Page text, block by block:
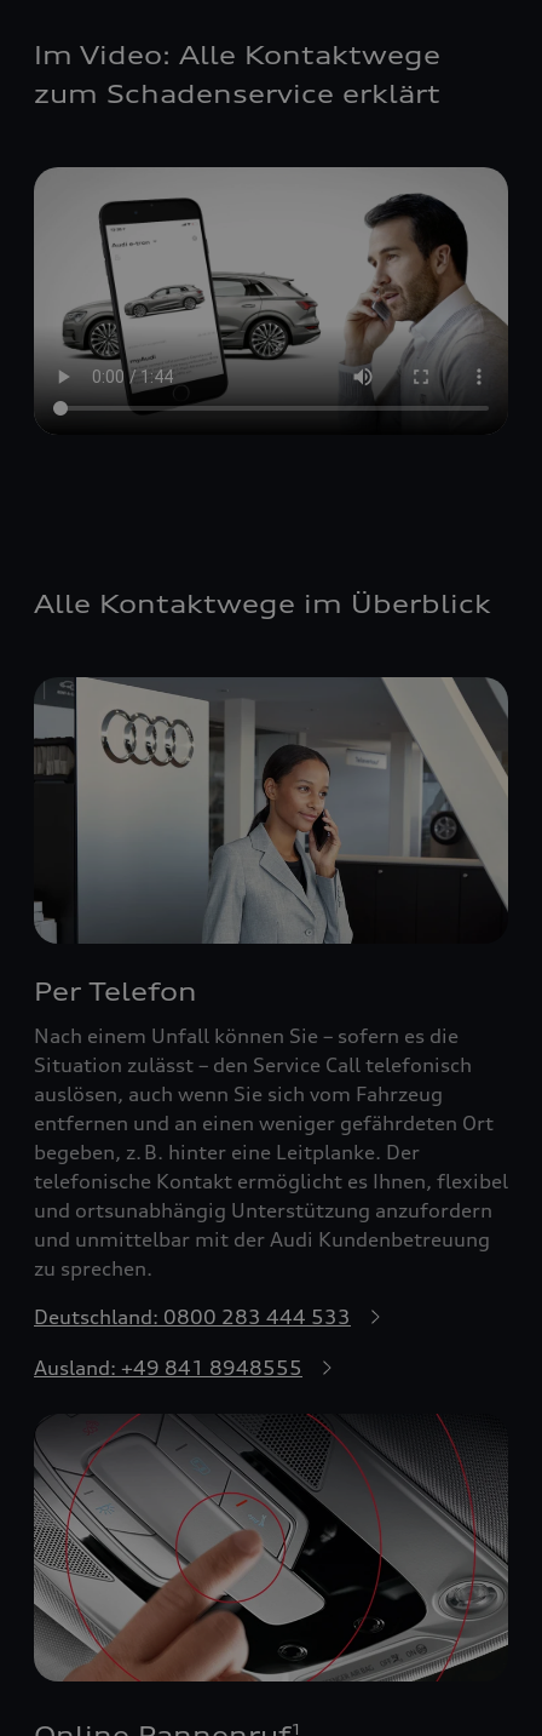
Im Video: Alle Kontaktwege
zum Schadenservice erklärt
Alle Kontaktwege im Überblick
Per Telefon
Nach einem Unfall können Sie – sofern es die
Situation zulässt – den Service Call telefonisch
auslösen, auch wenn Sie sich vom Fahrzeug
entfernen und an einen weniger gefährdeten Ort
begeben, z. B. hinter eine Leitplanke. Der
telefonische Kontakt ermöglicht es Ihnen, flexibel
und ortsunabhängig Unterstützung anzufordern
und unmittelbar mit der Audi Kundenbetreuung
zu sprechen.
Deutschland: 0800 283 444 533
Ausland: +49 841 8948555
1